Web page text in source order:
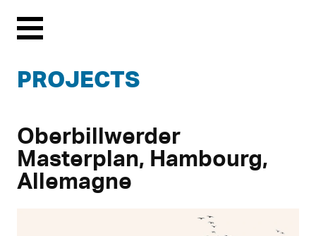
Menu
PROJECTS
Oberbillwerder
Masterplan, Hambourg,
Allemagne